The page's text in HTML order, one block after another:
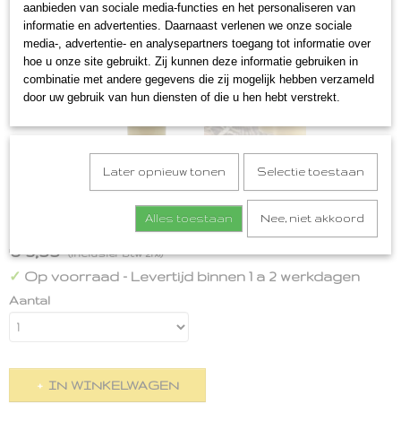
Beukenneutje advocaat
€ 5,99 (inclusief btw 21%)
✓ Op voorraad - Levertijd binnen 1 a 2 werkdagen
Aantal
IN WINKELWAGEN
aanbieden van sociale media-functies en het personaliseren van
informatie en advertenties. Daarnaast verlenen we onze sociale
media-, advertentie- en analysepartners toegang tot informatie over
hoe u onze site gebruikt. Zij kunnen deze informatie gebruiken in
combinatie met andere gegevens die zij mogelijk hebben verzameld
door uw gebruik van hun diensten of die u hen hebt verstrekt.
Later opnieuw tonen Selectie toestaan
Alles toestaan Nee, niet akkoord